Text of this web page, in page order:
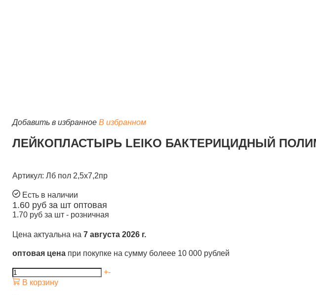
Добавить в избранное В избранном
ЛЕЙКОПЛАСТЫРЬ LEIKO БАКТЕРИЦИДНЫЙ
Артикул: Лб пол 2,5х7,2пр
Есть в наличии
1.60 руб за шт оптовая
1.70 руб за шт - розничная
Цена актуальна на 7 августа 2026 г.
оптовая цена при покупке на сумму болеее 10 000 рублей
+-
В корзину